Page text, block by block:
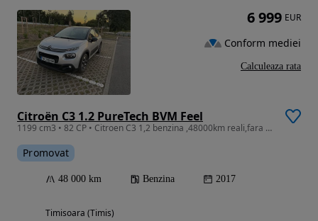
Citroën C3 1.2 PureTech BVM Feel
1199 cm3 • 82 CP • Citroen C3 1,2 benzina ,48000km reali,fara daune.
Promovat
48 000 km Benzina 2017
Timisoara (Timis)
6 999 EUR
Conform mediei
Calculeaza rata